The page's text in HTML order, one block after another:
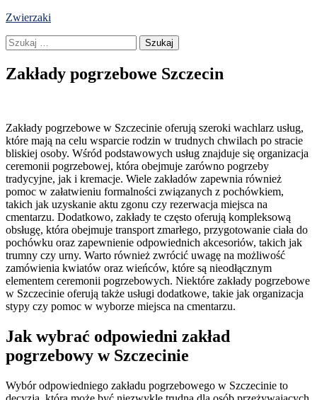
Skip
content
Zwierzaki
Szukaj:
Zakłady pogrzebowe Szczecin
Zakłady pogrzebowe w Szczecinie oferują szeroki wachlarz usług,
które mają na celu wsparcie rodzin w trudnych chwilach po stracie
bliskiej osoby. Wśród podstawowych usług znajduje się organizacja
ceremonii pogrzebowej, która obejmuje zarówno pogrzeby
tradycyjne, jak i kremacje. Wiele zakładów zapewnia również
pomoc w załatwieniu formalności związanych z pochówkiem,
takich jak uzyskanie aktu zgonu czy rezerwacja miejsca na
cmentarzu. Dodatkowo, zakłady te często oferują kompleksową
obsługę, która obejmuje transport zmarłego, przygotowanie ciała do
pochówku oraz zapewnienie odpowiednich akcesoriów, takich jak
trumny czy urny. Warto również zwrócić uwagę na możliwość
zamówienia kwiatów oraz wieńców, które są nieodłącznym
elementem ceremonii pogrzebowych. Niektóre zakłady pogrzebowe
w Szczecinie oferują także usługi dodatkowe, takie jak organizacja
stypy czy pomoc w wyborze miejsca na cmentarzu.
Jak wybrać odpowiedni zakład
pogrzebowy w Szczecinie
Wybór odpowiedniego zakładu pogrzebowego w Szczecinie to